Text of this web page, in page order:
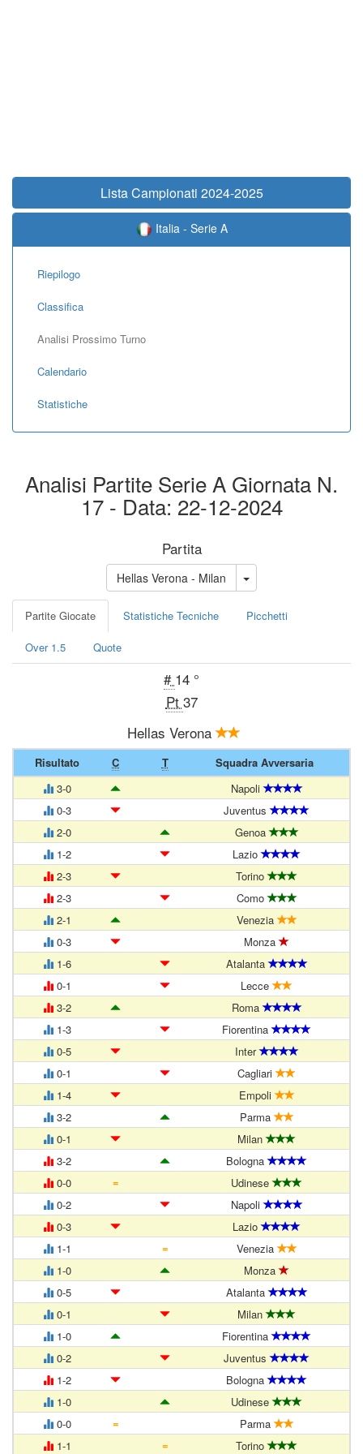
Lista Campionati 2024-2025
Italia - Serie A
Riepilogo
Classifica
Analisi Prossimo Turno
Calendario
Statistiche
Analisi Partite Serie A Giornata N.
17 - Data: 22-12-2024
Partita
Hellas Verona - Milan
Partite Giocate Statistiche Tecniche Picchetti
Over 1.5 Quote
# 14 °
Pt 37
Hellas Verona
Risultato C T
Squadra Avversaria
3-0
Napoli
0-3
Juventus
2-0
Genoa
1-2
Lazio
2-3
Torino
2-3
Como
2-1
Venezia
0-3
Monza
1-6
Atalanta
0-1
Lecce
3-2
Roma
1-3
Fiorentina
0-5
Inter
0-1
Cagliari
1-4
Empoli
3-2
Parma
0-1
Milan
3-2
Bologna
0-0
=
Udinese
0-2
Napoli
0-3
Lazio
1-1
=
Venezia
1-0
Monza
0-5
Atalanta
0-1
Milan
1-0
Fiorentina
0-2
Juventus
1-2
Bologna
1-0
Udinese
0-0
=
Parma
1-1
= Torino